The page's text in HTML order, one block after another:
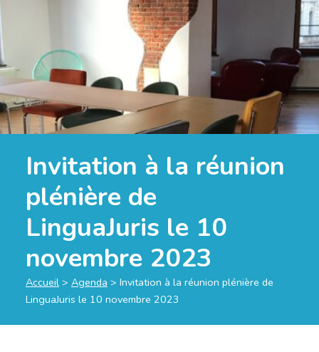
Invitation à la réunion
plénière de
LinguaJuris le 10
novembre 2023
Accueil > Agenda > Invitation à la réunion plénière de
LinguaJuris le 10 novembre 2023